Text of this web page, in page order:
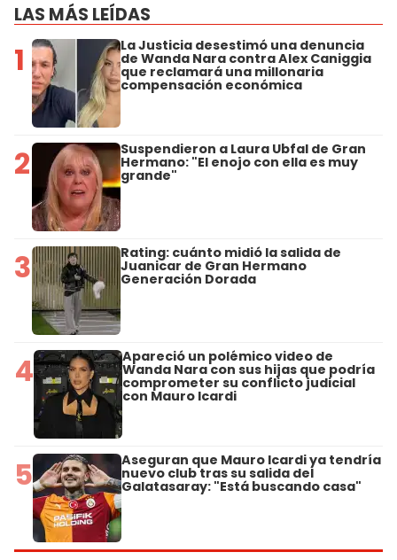
LAS MÁS LEÍDAS
1 La Justicia desestimó una denuncia
de Wanda Nara contra Alex Caniggia
que reclamará una millonaria
compensación económica
2 Suspendieron a Laura Ubfal de Gran
Hermano: "El enojo con ella es muy
grande"
3 Rating: cuánto midió la salida de
Juanicar de Gran Hermano
Generación Dorada
4 Apareció un polémico video de
Wanda Nara con sus hijas que podría
comprometer su conflicto judicial
con Mauro Icardi
5 Aseguran que Mauro Icardi ya tendría
nuevo club tras su salida del
Galatasaray: "Está buscando casa"